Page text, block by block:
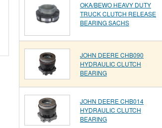
OKA/BEWO HEAVY DUTY
TRUCK CLUTCH RELEASE
BEARING SACHS
JOHN DEERE CHB090
HYDRAULIC CLUTCH
BEARING
JOHN DEERE CHB014
HYDRAULIC CLUTCH
BEARING